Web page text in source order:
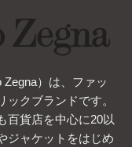
）は、ファッ
クブランドです。
百貨店を中心に20以
ジャケットをはじめ